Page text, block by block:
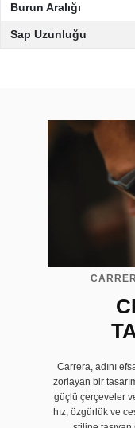
Burun Aralığı
Sap Uzunluğu
Carrera, adını
zorlayan bir
güçlü çerçeveler
hız, özgürlük ve